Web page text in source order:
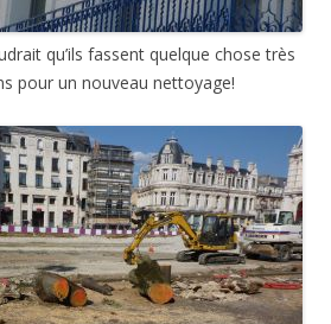
qu’ils fassent quelque chose très
pour un nouveau nettoyage!